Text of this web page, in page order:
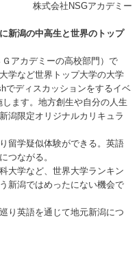
株式会社NSGアカデミー
新潟の中高生と世界のトップ
アカデミーの高校部門）で
学など世界トップ大学の大学
でディスカッションをするイベ
ます。地方創生や自分の人生
潟限定オリジナルカリキュラ
留学疑似体験ができる。英語
つながる。
大学など、世界大学ランキン
新潟ではめったにない機会で
り英語を通じて地元新潟につ